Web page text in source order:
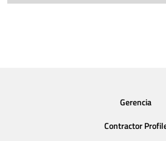
Gerencia
Contractor